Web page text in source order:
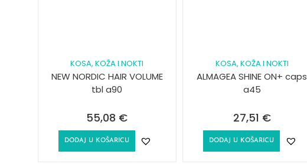
KOSA, KOŽA I NOKTI
NEW NORDIC HAIR VOLUME
tbl a90
55,08 €
DODAJ U KOŠARICU
KOSA, KOŽA I NOKTI
ALMAGEA SHINE ON+ caps
a45
27,51 €
DODAJ U KOŠARICU